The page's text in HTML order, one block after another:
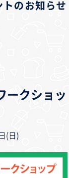
のお知らせ
ークショッ
(日)